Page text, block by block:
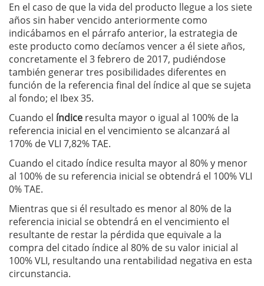
En el caso de que la vida del producto llegue a los siete
años sin haber vencido anteriormente como
indicábamos en el párrafo anterior, la estrategia de
este producto como decíamos vencer a él siete años,
concretamente el 3 febrero de 2017, pudiéndose
también generar tres posibilidades diferentes en
función de la referencia final del índice al que se sujeta
al fondo; el Ibex 35.
Cuando el índice resulta mayor o igual al 100% de la
referencia inicial en el vencimiento se alcanzará al
170% de VLI 7,82% TAE.
Cuando el citado índice resulta mayor al 80% y menor
al 100% de su referencia inicial se obtendrá el 100% VLI
0% TAE.
Mientras que si él resultado es menor al 80% de la
referencia inicial se obtendrá en el vencimiento el
resultante de restar la pérdida que equivale a la
compra del citado índice al 80% de su valor inicial al
100% VLI, resultando una rentabilidad negativa en esta
circunstancia.